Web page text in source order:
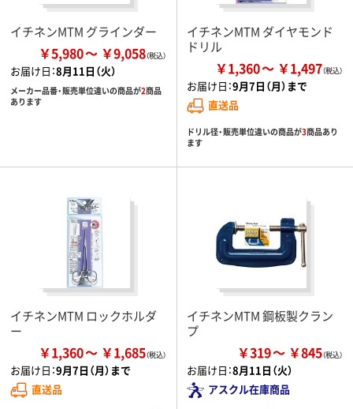
イチネンMTM グラインダー
￥5,980 ￥9,058
お届け日：8月11日（火）
メーカー品番・販売単位違いの商品が2商品
あります
イチネンMTM ダイヤモンド
ドリル
￥1,360 ￥1,497
お届け日：9月7日（月）まで
直送品
ドリル径・販売単位違いの商品が3商品あり
ます
イチネンMTM ロックホルダ
ー
￥1,360 ￥1,685
お届け日：9月7日（月）まで
直送品
イチネンMTM 鋼板製クラン
プ
￥319 ￥845
お届け日：8月11日（火）
アスクル在庫商品